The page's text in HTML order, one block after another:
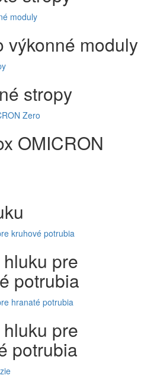
moduly
výkonné moduly
stropy
Zero
OMICRON
kruhové potrubia
pre
potrubia
hranaté potrubia
pre
potrubia